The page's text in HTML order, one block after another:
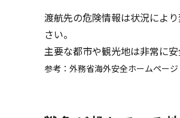
渡航先の危険情報は状況によ
さい。
主要な都市や観光地は非常に
参考：外務省海外安全ホームページ